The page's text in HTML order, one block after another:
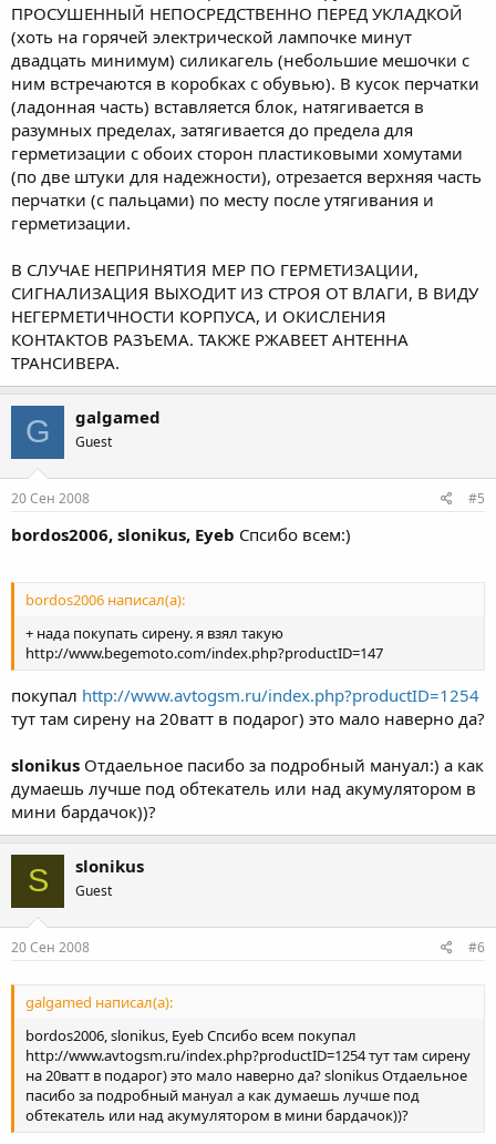
ПРОСУШЕННЫЙ НЕПОСРЕДСТВЕННО ПЕРЕД УКЛАДКОЙ
(хоть на горячей электрической лампочке минут
двадцать минимум) силикагель (небольшие мешочки с
ним встречаются в коробках с обувью). В кусок перчатки
(ладонная часть) вставляется блок, натягивается в
разумных пределах, затягивается до предела для
герметизации с обоих сторон пластиковыми хомутами
(по две штуки для надежности), отрезается верхняя часть
перчатки (с пальцами) по месту после утягивания и
герметизации.
В СЛУЧАЕ НЕПРИНЯТИЯ МЕР ПО ГЕРМЕТИЗАЦИИ,
СИГНАЛИЗАЦИЯ ВЫХОДИТ ИЗ СТРОЯ ОТ ВЛАГИ, В ВИДУ
НЕГЕРМЕТИЧНОСТИ КОРПУСА, И ОКИСЛЕНИЯ
КОНТАКТОВ РАЗЪЕМА. ТАКЖЕ РЖАВЕЕТ АНТЕННА
ТРАНСИВЕРА.
G galgamed
Guest
20 Сен 2008 #5
bordos2006, slonikus, Eyeb Спсибо всем:)
bordos2006 написал(а):
+ нада покупать сирену. я взял такую
http://www.begemoto.com/index.php?productID=147
покупал http://www.avtogsm.ru/index.php?productID=1254
тут там сирену на 20ватт в подарог) это мало наверно да?
slonikus Отдаельное пасибо за подробный мануал:) а как
думаешь лучше под обтекатель или над акумулятором в
мини бардачок))?
S slonikus
Guest
20 Сен 2008 #6
galgamed написал(а):
bordos2006, slonikus, Eyeb Спсибо всем покупал
http://www.avtogsm.ru/index.php?productID=1254 тут там сирену
на 20ватт в подарог) это мало наверно да? slonikus Отдаельное
пасибо за подробный мануал а как думаешь лучше под
обтекатель или над акумулятором в мини бардачок))?